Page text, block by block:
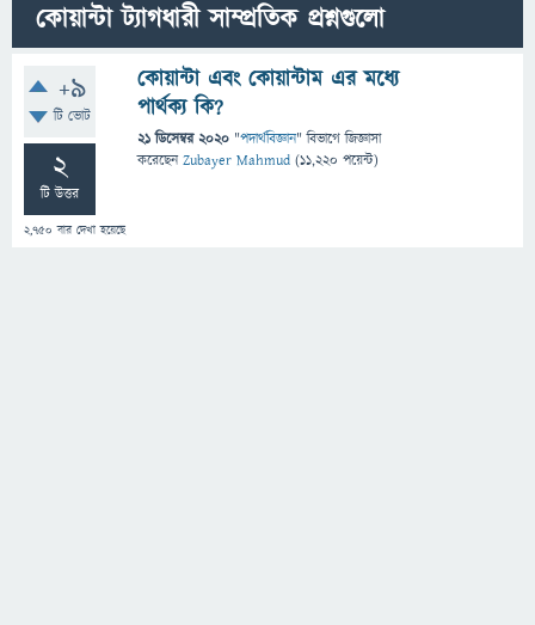
কোয়ান্টা ট্যাগধারী সাম্প্রতিক প্রশ্নগুলো
+9
টি ভোট
2
টি উত্তর
2,750 বার দেখা হয়েছে
কোয়ান্টা এবং কোয়ান্টাম এর মধ্যে
পার্থক্য কি?
21 ডিসেম্বর 2020 "পদার্থবিজ্ঞান" বিভাগে জিজ্ঞাসা
করেছেনZubayer Mahmud (11,220 পয়েন্ট)